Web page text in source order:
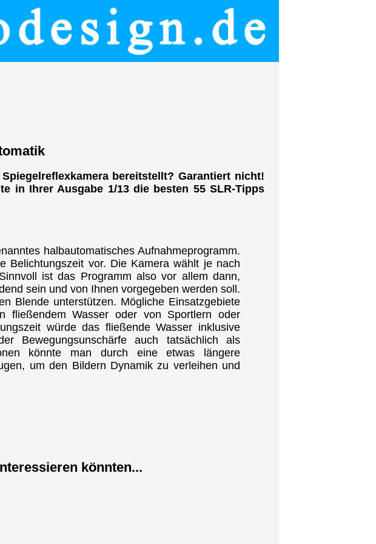
bereitstellt? Garantiert nicht!
in Ihrer Ausgabe 1/13 die besten 55 SLR-Tipps
halbautomatisches Aufnahmeprogramm.
Belichtungszeit vor. Die Kamera wählt je nach
ist das Programm also vor allem dann,
sein und von Ihnen vorgegeben werden soll.
Blende unterstützen. Mögliche Einsatzgebiete
fließendem Wasser oder von Sportlern oder
würde das fließende Wasser inklusive
Bewegungsunschärfe auch tatsächlich als
könnte man durch eine etwas längere
um den Bildern Dynamik zu verleihen und
könnten...